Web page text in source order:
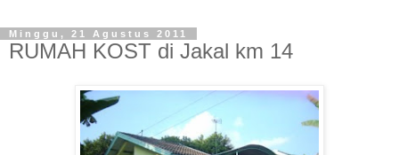
Minggu, 21 Agustus 2011
RUMAH KOST di Jakal km 14